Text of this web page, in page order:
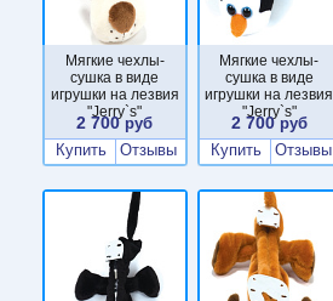
Мягкие чехлы-
сушка в виде
игрушки на лезвия
"Jerry`s"
2 700руб
Купить
Отзывы
Мягкие чехлы-
сушка в виде
игрушки на лезвия
"Jerry`s"
2 700руб
Купить
Отзывы